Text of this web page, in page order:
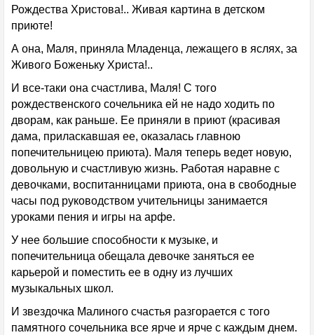
Рождества Христова!.. Живая картина в детском
приюте!
А она, Маля, приняла Младенца, лежащего в яслях, за
Живого Боженьку Христа!..
И все-таки она счастлива, Маля! С того
рождественского сочельника ей не надо ходить по
дворам, как раньше. Ее приняли в приют (красивая
дама, приласкавшая ее, оказалась главною
попечительницею приюта). Маля теперь ведет новую,
довольную и счастливую жизнь. Работая наравне с
девочками, воспитанницами приюта, она в свободные
часы под руководством учительницы занимается
уроками пения и игры на арфе.
У нее большие способности к музыке, и
попечительница обещала девочке заняться ее
карьерой и поместить ее в одну из лучших
музыкальных школ.
И звездочка Малиного счастья разгорается с того
памятного сочельника все ярче и ярче с каждым днем.